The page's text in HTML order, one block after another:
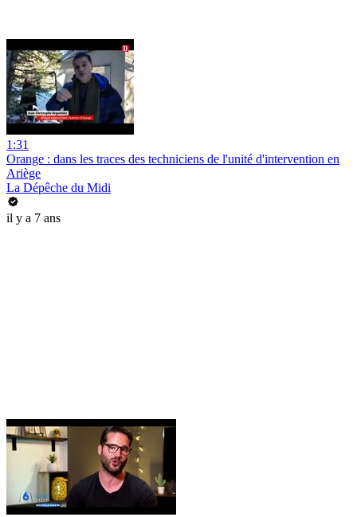
1:31
Orange : dans les traces des techniciens de l'unité d'intervention en
Ariège
La Dépêche du Midi
il y a 7 ans